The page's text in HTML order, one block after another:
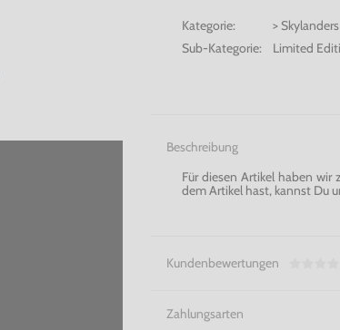
Kategorie:
>
Sub-Kategorie:
Limited
Beschreibung
Für diesen Artikel haben wir
dem Artikel hast, kannst Du
Kundenbewertungen
Zahlungsarten